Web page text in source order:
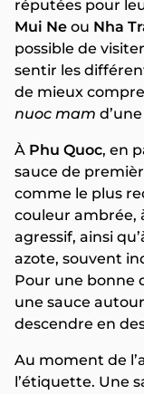
réputées pour
Mui Ne ou Nha
possible de
sentir les
de mieux
nuoc mam
À Phu Quoc, en
sauce de
comme le plus
couleur ambrée,
agressif, ainsi
azote, souvent
Pour une bonne
une sauce
descendre en
Au moment de
l’étiquette. Une